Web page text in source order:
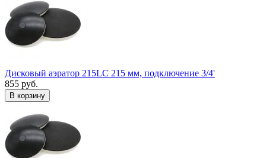
Дисковый аэратор 215LC 215 мм, подключение 3/4'
855 руб.
В корзину